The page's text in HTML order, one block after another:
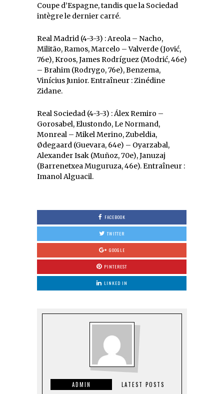
Coupe d’Espagne, tandis que la Sociedad
intègre le dernier carré.
Real Madrid (4-3-3) : Areola – Nacho,
Militão, Ramos, Marcelo – Valverde (Jović,
76e), Kroos, James Rodríguez (Modrić, 46e)
– Brahim (Rodrygo, 76e), Benzema,
Vinícius Junior. Entraîneur : Zinédine
Zidane.
Real Sociedad (4-3-3) : Álex Remiro –
Gorosabel, Elustondo, Le Normand,
Monreal – Mikel Merino, Zubeldia,
Ødegaard (Guevara, 64e) – Oyarzabal,
Alexander Isak (Muñoz, 70e), Januzaj
(Barrenetxea Muguruza, 46e). Entraîneur :
Imanol Alguacil.
FACEBOOK
TWITTER
GOOGLE
PINTEREST
LINKED IN
ADMIN LATEST POSTS